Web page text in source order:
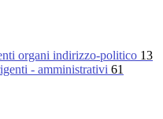
organi indirizzo-politico 13
- amministrativi 61